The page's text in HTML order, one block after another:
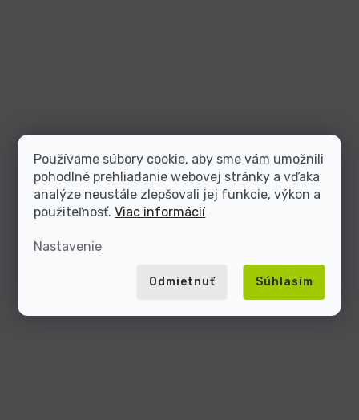
Používame súbory cookie, aby sme vám umožnili
pohodlné prehliadanie webovej stránky a vďaka
analýze neustále zlepšovali jej funkcie, výkon a
použiteľnosť.Viac informácií
Nastavenie
Odmietnuť Súhlasím